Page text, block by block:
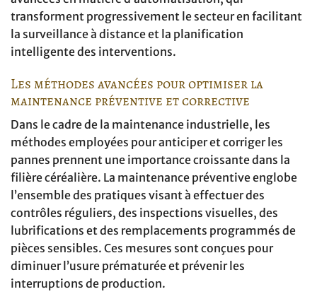
transforment progressivement le secteur en facilitant
la surveillance à distance et la planification
intelligente des interventions.
Les méthodes avancées pour optimiser la
maintenance préventive et corrective
Dans le cadre de la maintenance industrielle, les
méthodes employées pour anticiper et corriger les
pannes prennent une importance croissante dans la
filière céréalière. La maintenance préventive englobe
l’ensemble des pratiques visant à effectuer des
contrôles réguliers, des inspections visuelles, des
lubrifications et des remplacements programmés de
pièces sensibles. Ces mesures sont conçues pour
diminuer l’usure prématurée et prévenir les
interruptions de production.